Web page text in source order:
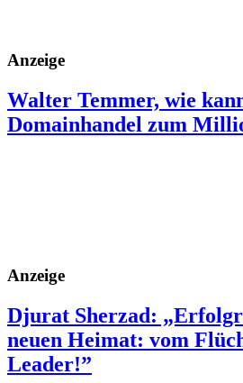
Anzeige
Walter Temmer, wie
Domainhandel zum
Anzeige
Djurat Sherzad:
neuen Heimat: vom
Leader!”